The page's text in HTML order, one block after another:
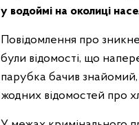
у водоймі на околиці
Повідомлення про
були відомості, що
парубка бачив знайомий,
жодних відомостей про